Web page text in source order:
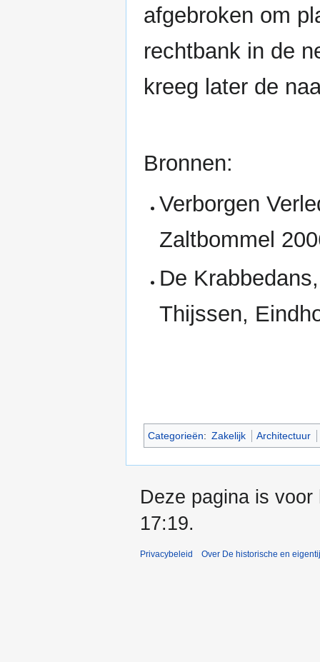
afgebroken om
rechtbank in de
kreeg later de
Bronnen:
Verborgen
Zaltbommel
De
Thijssen,
Categorieën: Zakelijk Architectuur
Deze pagina is
17:19.
Privacybeleid Over De historische en